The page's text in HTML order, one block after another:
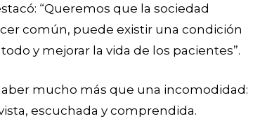
“Queremos que la sociedad
común, puede existir una condición
y mejorar la vida de los pacientes”.
mucho más que una incomodidad:
escuchada y comprendida.